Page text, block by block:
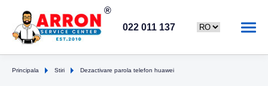
022 011 137
Principala Stiri Dezactivare parola telefon huawei